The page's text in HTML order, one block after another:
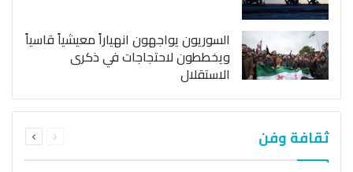
السوريون يواجهون انهياراً معيشياً قاسياً
ويخططون لاحتجاجات في ذكرى
الاستقلال
ثقافة وفن الصفحةالصفحة